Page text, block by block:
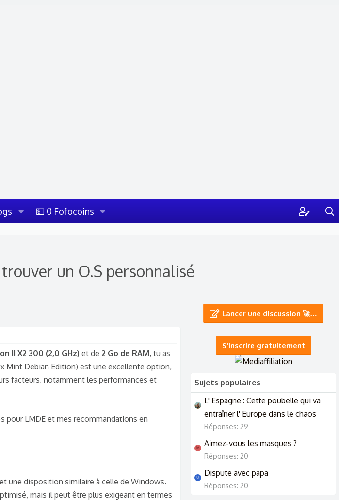
💵 0 Fofocoins
un O.S personnalisé
II X2 300 (2,0 GHz) et de 2 Go de RAM, tu as
Mint Debian Edition) est une excellente option,
facteurs, notamment les performances et
pour LMDE et mes recommandations en
une disposition similaire à celle de Windows.
mais il peut être plus exigeant en termes
Lancer une discussion 🚀…
S'inscrire gratuitement
Sujets populaires
L' Espagne : Cette poubelle qui va
entraîner l' Europe dans le chaos
Réponses: 29
M Aimez-vous les masques ?
Réponses: 20
U Dispute avec papa
Réponses: 20